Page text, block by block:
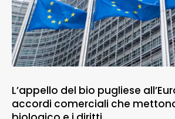
L’appello del bio pugliese
accordi comerciali che